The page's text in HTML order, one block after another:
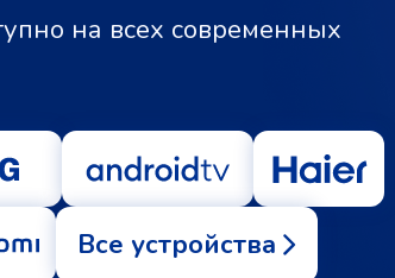
на всех современных
Все устройства